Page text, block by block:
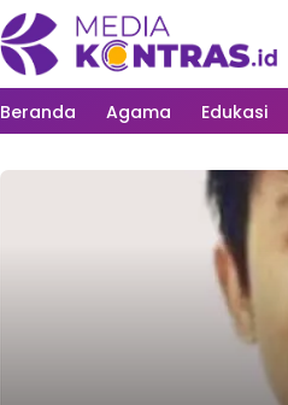
Beranda Agama Edukasi